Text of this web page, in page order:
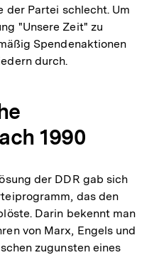
der Partei schlecht. Um
"Unsere Zeit" zu
Spendenaktionen
durch.
1990
der DDR gab sich
das den
Darin bekennt man
von Marx, Engels und
zugunsten eines